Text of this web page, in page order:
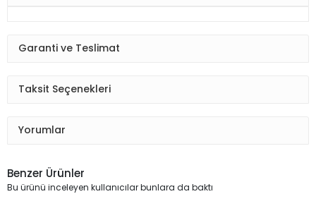
Garanti ve Teslimat
Taksit Seçenekleri
Yorumlar
Benzer Ürünler
Bu ürünü inceleyen kullanıcılar bunlara da baktı